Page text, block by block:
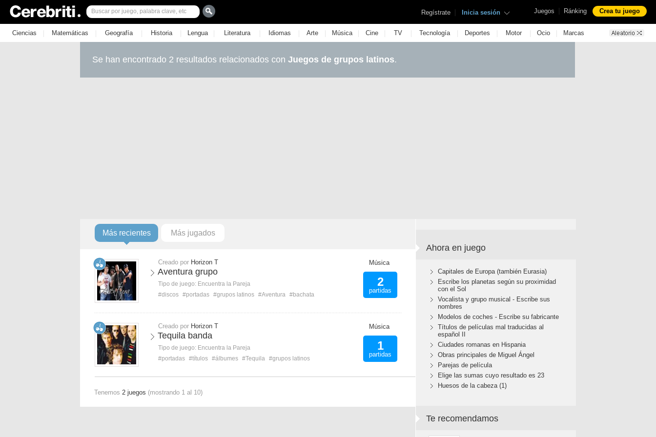
Juegos | Ránking Crea tu juego
Regístrate | Inicia sesión
Ciencias | Matemáticas | Geografía | Historia | Lengua | Literatura | Idiomas | Arte | Música | Cine | TV | Tecnología | Deportes | Motor | Ocio | Marcas
Se han encontrado 2 resultados relacionados con Juegos de grupos latinos.
Más recientes Más jugados
Creado por Horizon T
Aventura grupo
Tipo de juego: Encuentra la Pareja
#discos #portadas #grupos latinos #Aventura #bachata
Música
2
partidas
Creado por Horizon T
Tequila banda
Tipo de juego: Encuentra la Pareja
#portadas #títulos #álbumes #Tequila #grupos latinos
Música
1
partidas
Tenemos 2 juegos (mostrando 1 al 10)
Ahora en juego
Capitales de Europa (también Eurasia)
Escribe los planetas según su proximidad
con el Sol
Vocalista y grupo musical - Escribe sus
nombres
Modelos de coches - Escribe su fabricante
Títulos de películas mal traducidas al
español II
Ciudades romanas en Hispania
Obras principales de Miguel Ángel
Parejas de película
Elige las sumas cuyo resultado es 23
Huesos de la cabeza (1)
Te recomendamos